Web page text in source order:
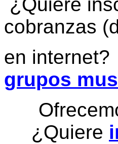
cobranzas
en internet?
grupos
¿Quiere